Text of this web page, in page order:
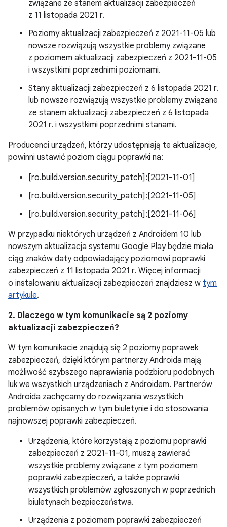
związane ze stanem aktualizacji zabezpieczeń
z 11 listopada 2021 r.
Poziomy aktualizacji zabezpieczeń z 2021-11-05 lub
nowsze rozwiązują wszystkie problemy związane
z poziomem aktualizacji zabezpieczeń z 2021-11-05
i wszystkimi poprzednimi poziomami.
Stany aktualizacji zabezpieczeń z 6 listopada 2021 r.
lub nowsze rozwiązują wszystkie problemy związane
ze stanem aktualizacji zabezpieczeń z 6 listopada
2021 r. i wszystkimi poprzednimi stanami.
Producenci urządzeń, którzy udostępniają te aktualizacje,
powinni ustawić poziom ciągu poprawki na:
[ro.build.version.security_patch]:[2021-11-01]
[ro.build.version.security_patch]:[2021-11-05]
[ro.build.version.security_patch]:[2021-11-06]
W przypadku niektórych urządzeń z Androidem 10 lub
nowszym aktualizacja systemu Google Play będzie miała
ciąg znaków daty odpowiadający poziomowi poprawki
zabezpieczeń z 11 listopada 2021 r. Więcej informacji
o instalowaniu aktualizacji zabezpieczeń znajdziesz w tym
artykule.
2. Dlaczego w tym komunikacie są 2 poziomy
aktualizacji zabezpieczeń?
W tym komunikacie znajdują się 2 poziomy poprawek
zabezpieczeń, dzięki którym partnerzy Androida mają
możliwość szybszego naprawiania podzbioru podobnych
luk we wszystkich urządzeniach z Androidem. Partnerów
Androida zachęcamy do rozwiązania wszystkich
problemów opisanych w tym biuletynie i do stosowania
najnowszej poprawki zabezpieczeń.
Urządzenia, które korzystają z poziomu poprawki
zabezpieczeń z 2021-11-01, muszą zawierać
wszystkie problemy związane z tym poziomem
poprawki zabezpieczeń, a także poprawki
wszystkich problemów zgłoszonych w poprzednich
biuletynach bezpieczeństwa.
Urządzenia z poziomem poprawki zabezpieczeń